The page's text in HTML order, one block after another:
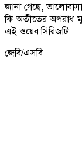
জানা গেছে,
কি অতীতের অপরাধ
এই ওয়েব সিরিজটি।
জেবি/এসবি